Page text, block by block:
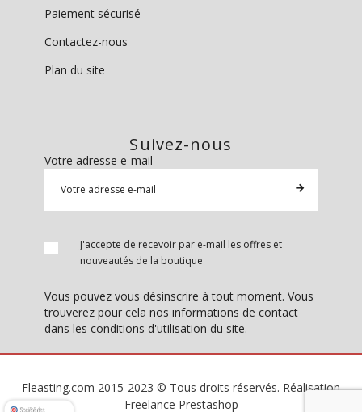
Paiement sécurisé
Contactez-nous
Plan du site
Suivez-nous
Votre adresse e-mail
J'accepte de recevoir par e-mail les offres et
nouveautés de la boutique
Vous pouvez vous désinscrire à tout moment. Vous
trouverez pour cela nos informations de contact
dans les conditions d'utilisation du site.
Fleasting.com 2015-2023 © Tous droits réservés. Réalisation
Freelance Prestashop